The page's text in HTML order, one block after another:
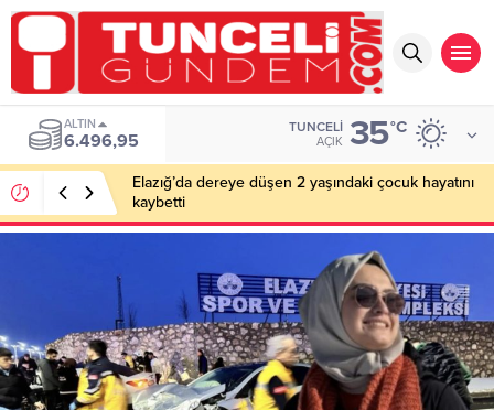
ALTIN
6.496,95
TUNCELI
AÇIK 35°C
Elazığ’da dereye düşen 2 yaşındaki çocuk hayatını
kaybetti